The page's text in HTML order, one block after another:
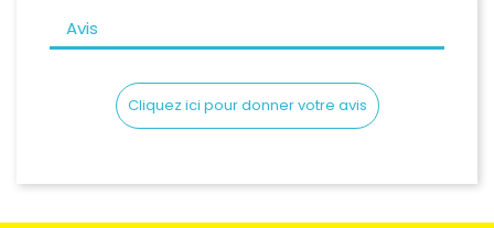
Avis
Cliquez ici pour donner votre avis